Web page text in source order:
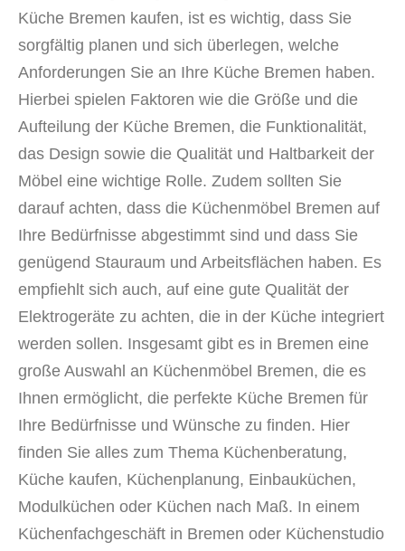
Küche Bremen kaufen, ist es wichtig, dass Sie
sorgfältig planen und sich überlegen, welche
Anforderungen Sie an Ihre Küche Bremen haben.
Hierbei spielen Faktoren wie die Größe und die
Aufteilung der Küche Bremen, die Funktionalität,
das Design sowie die Qualität und Haltbarkeit der
Möbel eine wichtige Rolle. Zudem sollten Sie
darauf achten, dass die Küchenmöbel Bremen auf
Ihre Bedürfnisse abgestimmt sind und dass Sie
genügend Stauraum und Arbeitsflächen haben. Es
empfiehlt sich auch, auf eine gute Qualität der
Elektrogeräte zu achten, die in der Küche integriert
werden sollen. Insgesamt gibt es in Bremen eine
große Auswahl an Küchenmöbel Bremen, die es
Ihnen ermöglicht, die perfekte Küche Bremen für
Ihre Bedürfnisse und Wünsche zu finden. Hier
finden Sie alles zum Thema Küchenberatung,
Küche kaufen, Küchenplanung, Einbauküchen,
Modulküchen oder Küchen nach Maß. In einem
Küchenfachgeschäft in Bremen oder Küchenstudio